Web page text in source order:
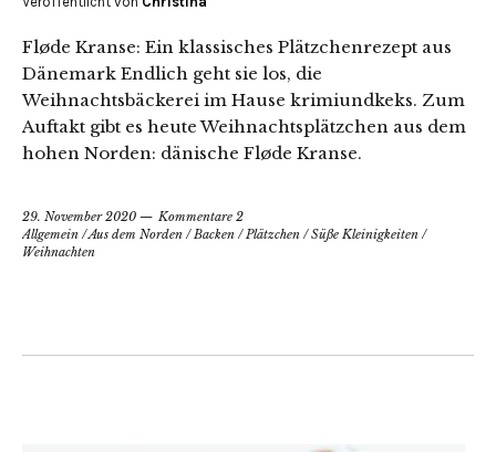
Fløde Kranse: Ein klassisches Plätzchenrezept aus
Dänemark Endlich geht sie los, die
Weihnachtsbäckerei im Hause krimiundkeks. Zum
Auftakt gibt es heute Weihnachtsplätzchen aus dem
hohen Norden: dänische Fløde Kranse.
29. November 2020
Kommentare 2
Allgemein /Aus dem Norden /Backen /Plätzchen /Süße Kleinigkeiten /
Weihnachten